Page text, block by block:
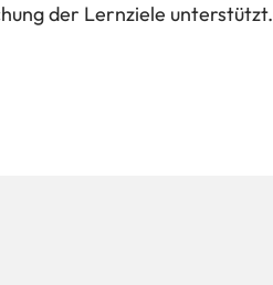
der Lernziele unterstützt.